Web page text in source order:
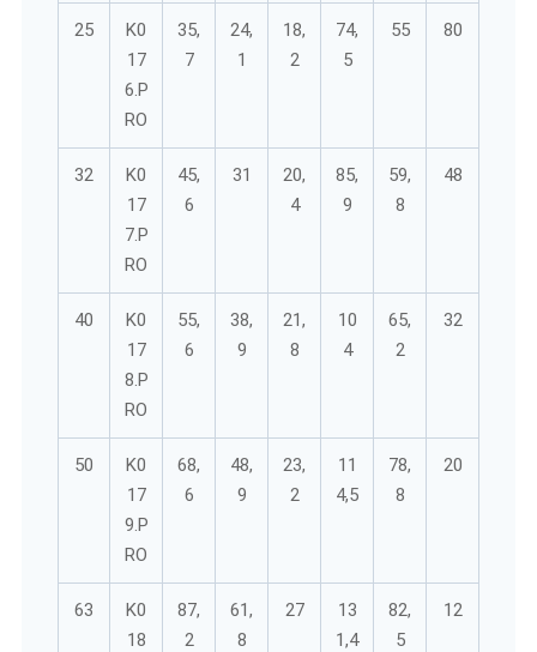
25
K0
17
6.P
RO
35,
7
24,
1
18,
2
74,
5
55 80
32
K0
17
7.P
RO
45,
6
31
20,
4
85,
9
59,
8
48
40
K0
17
8.P
RO
55,
6
38,
9
21,
8
10
4
65,
2
32
50
K0
17
9.P
RO
68,
6
48,
9
23,
2
11
4,5
78,
8
20
63
K0
18
87,
2
61,
8
27
13
1,4
82,
5
12